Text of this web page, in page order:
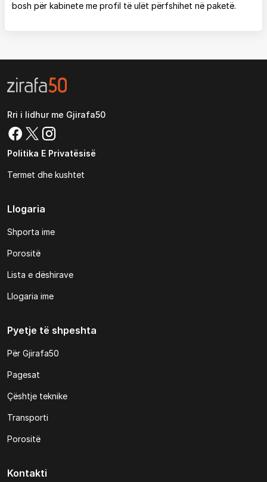
bosh për kabinete me profil të ulët përfshihet në paketë.
Rri i lidhur me Gjirafa50
Politika E Privatësisë
Termet dhe kushtet
Llogaria
Shporta ime
Porositë
Lista e dëshirave
Llogaria ime
Pyetje të shpeshta
Për Gjirafa50
Pagesat
Çështje teknike
Transporti
Porositë
Kontakti